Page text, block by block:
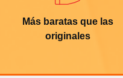
Más baratas que las
originales